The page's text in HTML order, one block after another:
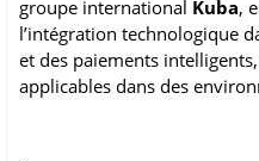
groupe international Kuba,
l’intégration technologique
et des paiements
applicables dans des